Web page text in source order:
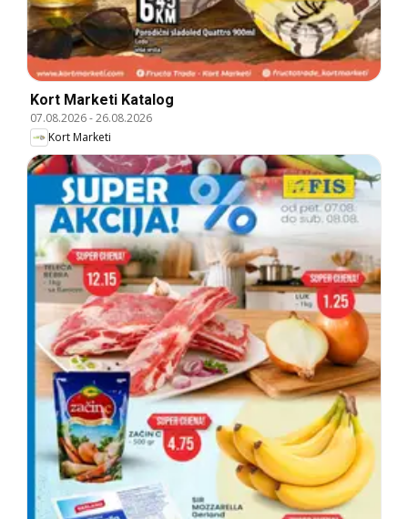
Kort Marketi Katalog
07.08.2026-26.08.2026
Kort Marketi